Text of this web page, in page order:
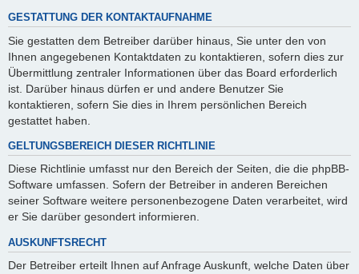
GESTATTUNG DER KONTAKTAUFNAHME
Sie gestatten dem Betreiber darüber hinaus, Sie unter den von
Ihnen angegebenen Kontaktdaten zu kontaktieren, sofern dies zur
Übermittlung zentraler Informationen über das Board erforderlich
ist. Darüber hinaus dürfen er und andere Benutzer Sie
kontaktieren, sofern Sie dies in Ihrem persönlichen Bereich
gestattet haben.
GELTUNGSBEREICH DIESER RICHTLINIE
Diese Richtlinie umfasst nur den Bereich der Seiten, die die phpBB-
Software umfassen. Sofern der Betreiber in anderen Bereichen
seiner Software weitere personenbezogene Daten verarbeitet, wird
er Sie darüber gesondert informieren.
AUSKUNFTSRECHT
Der Betreiber erteilt Ihnen auf Anfrage Auskunft, welche Daten über